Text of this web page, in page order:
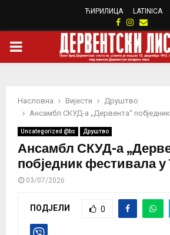
ЋИРИЛИЦА LATINICA
Facebook
Instagram
Email
PRIMARY
Насловна Вијести
Друштво
Ансамбл СКУД-а „Дервента“
Uncategorized @bs Друштво
Ансамбл СКУД-а
побједник фестивала у
03/07/2026
ПОДЈЕЛИ 0